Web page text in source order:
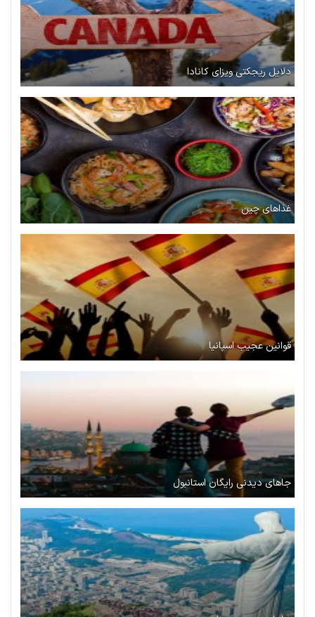
دلایل ریجکتی ویزای کانادا
غذاهای چین
قوانین عجیب اسپانیا
جاهای دیدنی رایگان استانبول